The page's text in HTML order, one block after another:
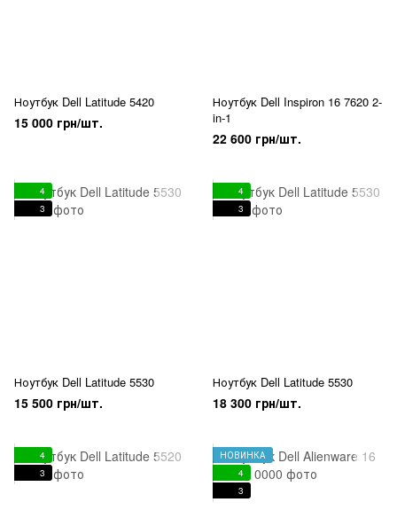
Ноутбук Dell Latitude 5420
15 000 грн/шт.
Ноутбук Dell Inspiron 16 7620 2-
in-1
22 600 грн/шт.
4
3
Ноутбук Dell Latitude 5530
15 500 грн/шт.
4
3
Ноутбук Dell Latitude 5530
18 300 грн/шт.
4
3
НОВИНКА
4
3